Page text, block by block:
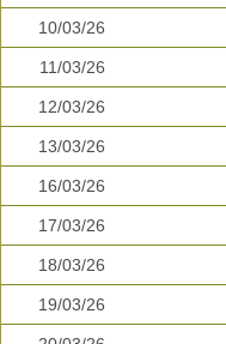
10/03/26
11/03/26
12/03/26
13/03/26
16/03/26
17/03/26
18/03/26
19/03/26